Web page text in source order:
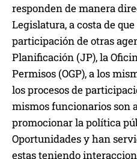
responden de manera
Legislatura, a costa de
participación de otras
Planificación (JP), la
Permisos (OGP), a los
los procesos de
mismos funcionarios son
promocionar la política
Oportunidades y han
estas teniendo